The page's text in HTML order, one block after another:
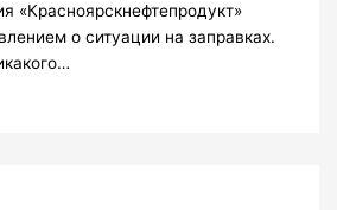
«Красноярскнефтепродукт»
о ситуации на заправках.